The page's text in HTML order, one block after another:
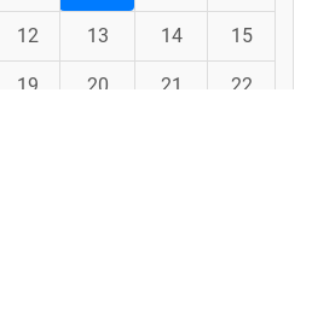
12 13 14 15
19 20 21 22